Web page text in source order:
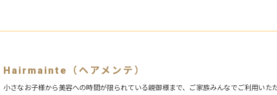
Hairmainte（ヘアメンテ）
小さなお子様から美容への時間が限られている親御様まで、ご家族みんなでご利用いた